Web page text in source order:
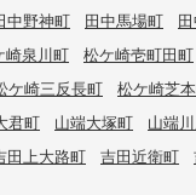
中野神町 田中馬場町
崎泉川町 松ケ崎壱町田町
ケ崎三反長町 松ケ崎芝
君町 山端大塚町 山端
田上大路町 吉田近衛町